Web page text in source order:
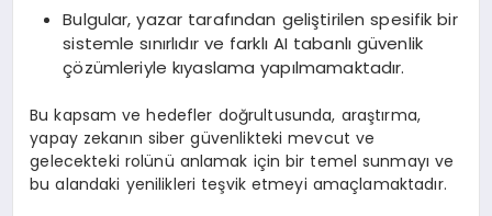
Bulgular, yazar tarafından geliştirilen spesifik bir
sistemle sınırlıdır ve farklı AI tabanlı güvenlik
çözümleriyle kıyaslama yapılmamaktadır.
Bu kapsam ve hedefler doğrultusunda, araştırma,
yapay zekanın siber güvenlikteki mevcut ve
gelecekteki rolünü anlamak için bir temel sunmayı ve
bu alandaki yenilikleri teşvik etmeyi amaçlamaktadır.